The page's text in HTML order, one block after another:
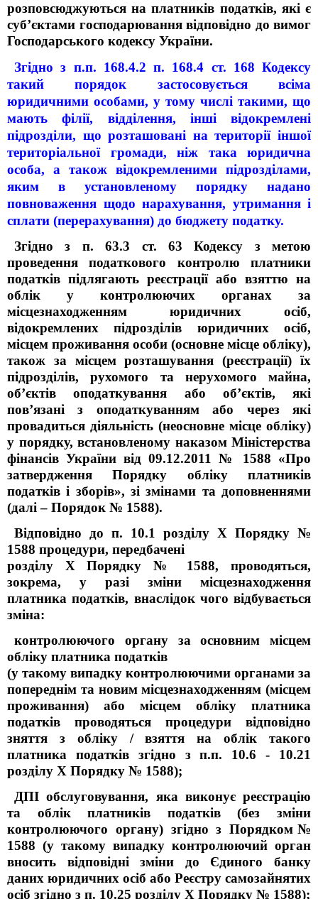
розповсюджуються на платників податків, які є
суб’єктами господарювання відповідно до вимог
Господарського кодексу України.
Згідно з п.п. 168.4.2 п. 168.4 ст. 168 Кодексу
такий порядок застосовується всіма
юридичними особами, у тому числі такими, що
мають філії, відділення, інші відокремлені
підрозділи, що розташовані на території іншої
територіальної громади, ніж така юридична
особа, а також відокремленими підрозділами,
яким в установленому порядку надано
повноваження щодо нарахування, утримання і
сплати (перерахування) до бюджету податку.
Згідно з п. 63.3 ст. 63 Кодексу з метою
проведення податкового контролю платники
податків підлягають реєстрації або взяттю на
облік у контролюючих органах за
місцезнаходженням юридичних осіб,
відокремлених підрозділів юридичних осіб,
місцем проживання особи (основне місце обліку),
також за місцем розташування (реєстрації) їх
підрозділів, рухомого та нерухомого майна,
об’єктів оподаткування або об’єктів, які
пов’язані з оподаткуванням або через які
провадиться діяльність (неосновне місце обліку)
у порядку, встановленому наказом Міністерства
фінансів України від 09.12.2011 № 1588 «Про
затвердження Порядку обліку платників
податків і зборів», зі змінами та доповненнями
(далі – Порядок № 1588).
Відповідно до п. 10.1 розділу X Порядку №
1588 процедури, передбачені
розділу X Порядку № 1588, проводяться,
зокрема, у разі зміни місцезнаходження
платника податків, внаслідок чого відбувається
зміна:
контролюючого органу за основним місцем
обліку платника податків
(у такому випадку контролюючими органами за
попереднім та новим місцезнаходженням (місцем
проживання) або місцем обліку платника
податків проводяться процедури відповідно
зняття з обліку / взяття на облік такого
платника податків згідно з п.п. 10.6 - 10.21
розділу X Порядку № 1588);
ДПІ обслуговування, яка виконує реєстрацію
та облік платників податків (без зміни
контролюючого органу) згідно з Порядком№
1588 (у такому випадку контролюючий орган
вносить відповідні зміни до Єдиного банку
даних юридичних осіб або Реєстру самозайнятих
осіб згідно з п. 10.25 розділу X Порядку № 1588);